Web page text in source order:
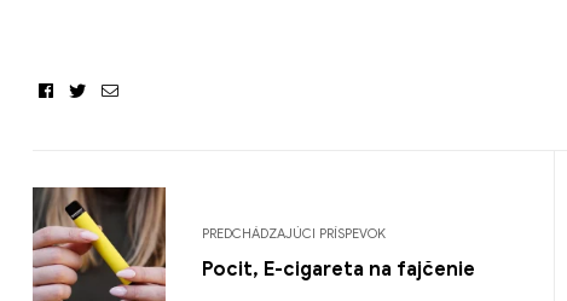
Facebook
TwitterEmail
PREDCHÁDZAJÚCI PRÍSPEVOK
Pocit, E-cigareta na fajčenie